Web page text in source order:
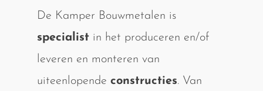
De Kamper Bouwmetalen is
specialistin het produceren en/of
leveren en monteren van
uiteenlopende constructies. Van